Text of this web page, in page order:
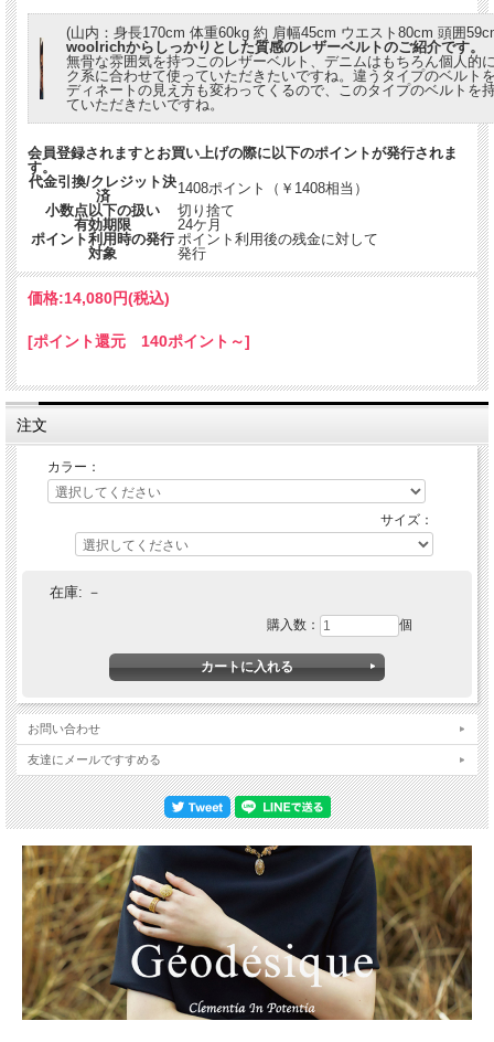
(山内：身長170cm 体重60kg 約 肩幅45cm ウエスト80cm 頭囲
woolrichからしっかりとした質感のレザーベルトのご紹介です。
無骨な雰囲気を持つこのレザーベルト、デニムはもちろん個人的
ク系に合わせて使っていただきたいですね。違うタイプのベルト
ディネートの見え方も変わってくるので、このタイプのベルトを
ていただきたいですね。
会員登録されますとお買い上げの際に以下のポイントが発行されま
す。
代金引換/クレジット決
済
1408ポイント（￥1408相当）
小数点以下の扱い
切り捨て
有効期限
24ケ月
ポイント利用時の発行
対象
ポイント利用後の残金に対して
発行
価格:14,080円(税込)
[ポイント還元 140ポイント～]
注文
カラー：
サイズ：
在庫: －
購入数： 個
お問い合わせ
友達にメールですすめる